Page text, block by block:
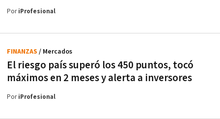
PoriProfesional
El riesgo país superó los 450 puntos, tocó
máximos en 2 meses y alerta a inversores
FINANZAS / Mercados
PoriProfesional